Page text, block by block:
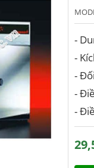
-
-
-
-
-